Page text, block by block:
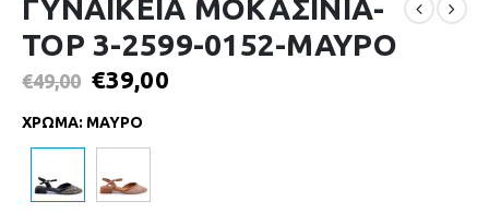
ΓΥΝΑΙΚΕΙΑ ΜΟΚΑΣΙΝΙΑ-
TOP 3-2599-0152-ΜΑΥΡΟ
€49,00 €39,00
ΧΡΩΜΑ: ΜΑΥΡΟ